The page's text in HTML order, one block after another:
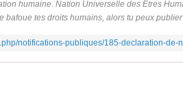
humaine. Nation Universelle des Êtres
bafoue tes droits humains, alors tu peux publier